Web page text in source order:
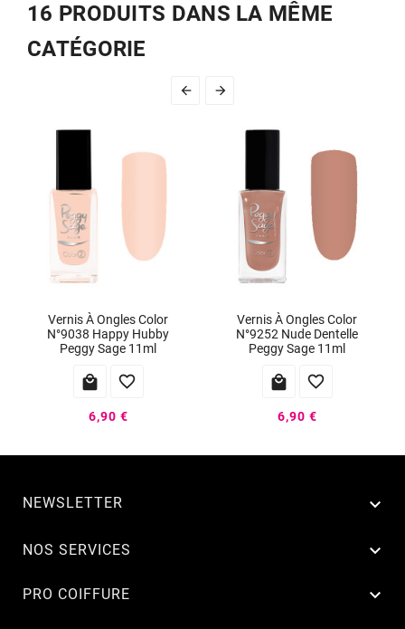
16 PRODUITS DANS LA MÊME
CATÉGORIE
 
Vernis À Ongles Color
N°9038 Happy Hubby
Peggy Sage 11ml
 
6,90 €
Vernis À Ongles Color
N°9252 Nude Dentelle
Peggy Sage 11ml
 
6,90 €
NEWSLETTER 
NOS SERVICES 
PRO COIFFURE 